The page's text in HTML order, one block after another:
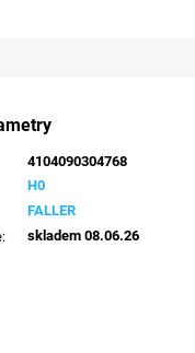
4104090304768
H0
FALLER
: skladem 08.06.26